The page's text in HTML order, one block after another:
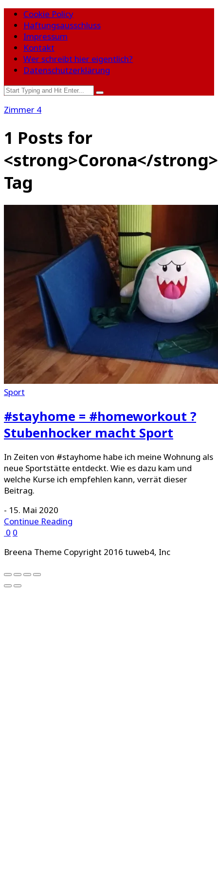
Cookie Policy
Haftungsausschluss
Impressum
Kontakt
Wer schreibt hier eigentlich?
Datenschutzerklärung
Zimmer 4
1 Posts for
<strong>Corona</strong>
Tag
Sport
#stayhome = #homeworkout ?
Stubenhocker macht Sport
In Zeiten von #stayhome habe ich meine Wohnung als
neue Sportstätte entdeckt. Wie es dazu kam und
welche Kurse ich empfehlen kann, verrät dieser
Beitrag.
- 15. Mai 2020
Continue Reading
0 0
Breena Theme Copyright 2016 tuweb4, Inc